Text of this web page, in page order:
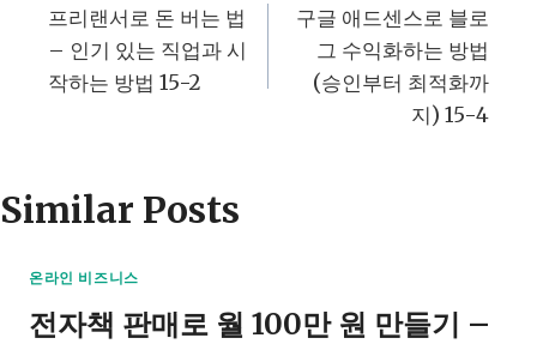
탐
색
프리랜서로 돈 버는 법
– 인기 있는 직업과 시
작하는 방법 15-2
구글 애드센스로 블로
그 수익화하는 방법
(승인부터 최적화까
지) 15-4
Similar Posts
온라인 비즈니스
전자책 판매로 월 100만 원 만들기 –